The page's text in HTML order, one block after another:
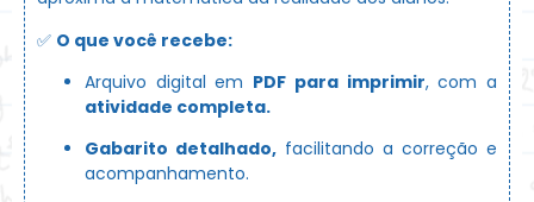
✅ O que você recebe:
Arquivo digital em PDF para imprimir, com a
atividade completa.
Gabarito detalhado, facilitando a correção e
acompanhamento.